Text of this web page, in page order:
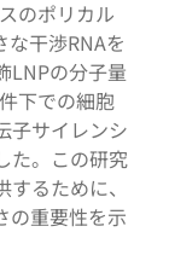
のポリカル
干渉RNAを
LNPの分子量
下での細胞
子サイレンシ
た。この研究
るために、
の重要性を示